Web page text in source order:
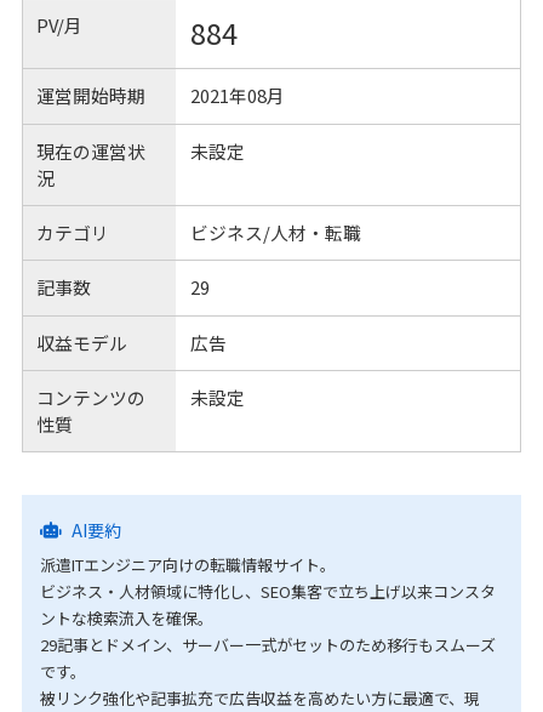
PV/月 884
運営開始時期 2021年08月
現在の運営状
況
未設定
カテゴリ ビジネス/人材・転職
記事数 29
収益モデル 広告
コンテンツの
性質
未設定
AI要約
派遣ITエンジニア向けの転職情報サイト。
ビジネス・人材領域に特化し、SEO集客で立ち上げ以来コンスタ
ントな検索流入を確保。
29記事とドメイン、サーバー一式がセットのため移行もスムーズ
です。
被リンク強化や記事拡充で広告収益を高めたい方に最適で、現